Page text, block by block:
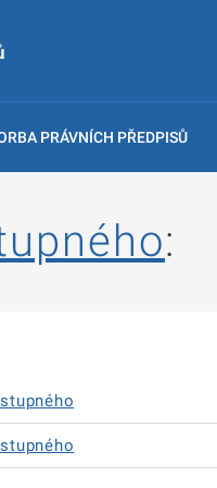
PRÁVNÍCH PŘEDPISŮ
: